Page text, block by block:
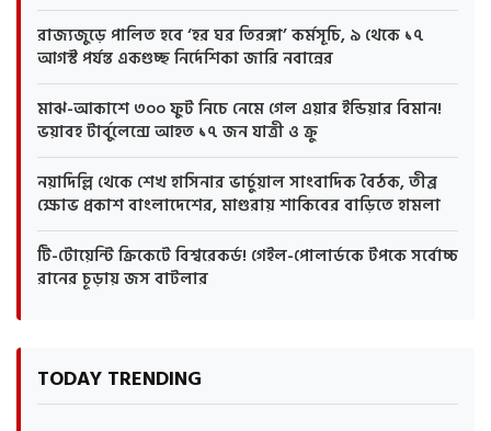
রাজ্যজুড়ে পালিত হবে ‘হর ঘর তিরঙ্গা’ কর্মসূচি, ৯ থেকে ১৭
আগস্ট পর্যন্ত একগুচ্ছ নির্দেশিকা জারি নবান্নের
মাঝ-আকাশে ৩০০ ফুট নিচে নেমে গেল এয়ার ইন্ডিয়ার বিমান!
ভয়াবহ টার্বুলেন্সে আহত ১৭ জন যাত্রী ও ক্রু
নয়াদিল্লি থেকে শেখ হাসিনার ভার্চুয়াল সাংবাদিক বৈঠক, তীব্র
ক্ষোভ প্রকাশ বাংলাদেশের, মাগুরায় শাকিবের বাড়িতে হামলা
টি-টোয়েন্টি ক্রিকেটে বিশ্বরেকর্ড! গেইল-পোলার্ডকে টপকে সর্বোচ্চ
রানের চূড়ায় জস বাটলার
TODAY TRENDING